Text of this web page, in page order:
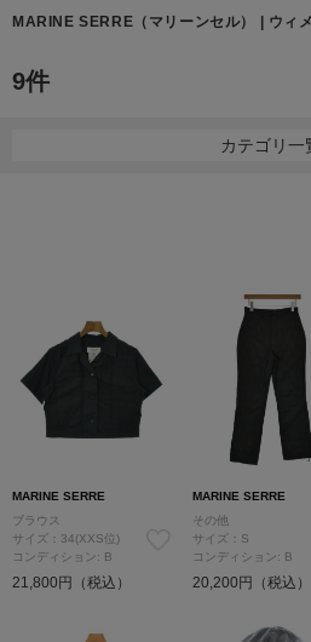
MARINE SERRE （マリーンセル） | ウィ
9件
カテゴリ一
MARINE SERRE
ブラウス
サイズ：34(XXS位)
コンディション: B
21,800円（税込）
MARINE SERRE
その他
サイズ：S
コンディション: B
20,200円（税込）